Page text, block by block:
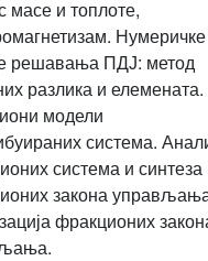
масе и топлоте,
Нумеричке
решавања ПДЈ: метод
разлика и елемената.
модели
система.
система и синтеза
закона
фракционих